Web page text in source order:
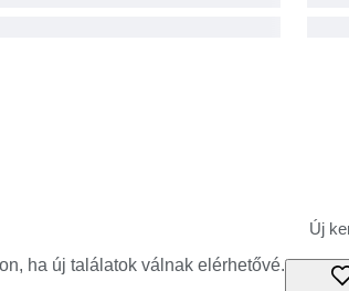
ha új találatok válnak elérhetővé.